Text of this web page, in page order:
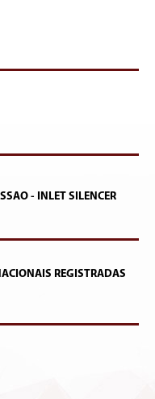
- INLET SILENCER
REGISTRADAS